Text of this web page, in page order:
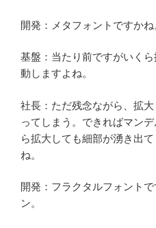
開発：メタフォントですかね
基盤：当たり前ですがいく
動しますよね。
社長：ただ残念ながら、拡
ってしまう。できればマン
ら拡大しても細部が湧き出
ね。
開発：フラクタルフォント
ン。